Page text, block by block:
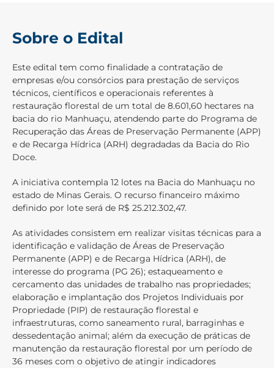
Sobre o Edital
Este edital tem como finalidade a contratação de
empresas e/ou consórcios para prestação de serviços
técnicos, científicos e operacionais referentes à
restauração florestal de um total de 8.601,60 hectares na
bacia do rio Manhuaçu, atendendo parte do Programa de
Recuperação das Áreas de Preservação Permanente (APP)
e de Recarga Hídrica (ARH) degradadas da Bacia do Rio
Doce.
A iniciativa contempla 12 lotes na Bacia do Manhuaçu no
estado de Minas Gerais. O recurso financeiro máximo
definido por lote será de R$ 25.212.302,47.
As atividades consistem em realizar visitas técnicas para a
identificação e validação de Áreas de Preservação
Permanente (APP) e de Recarga Hídrica (ARH), de
interesse do programa (PG 26); estaqueamento e
cercamento das unidades de trabalho nas propriedades;
elaboração e implantação dos Projetos Individuais por
Propriedade (PIP) de restauração florestal e
infraestruturas, como saneamento rural, barraginhas e
dessedentação animal; além da execução de práticas de
manutenção da restauração florestal por um período de
36 meses com o objetivo de atingir indicadores